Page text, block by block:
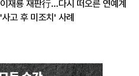
이재룡 재판行…다시 떠오른 연예계
'사고 후 미조치' 사례